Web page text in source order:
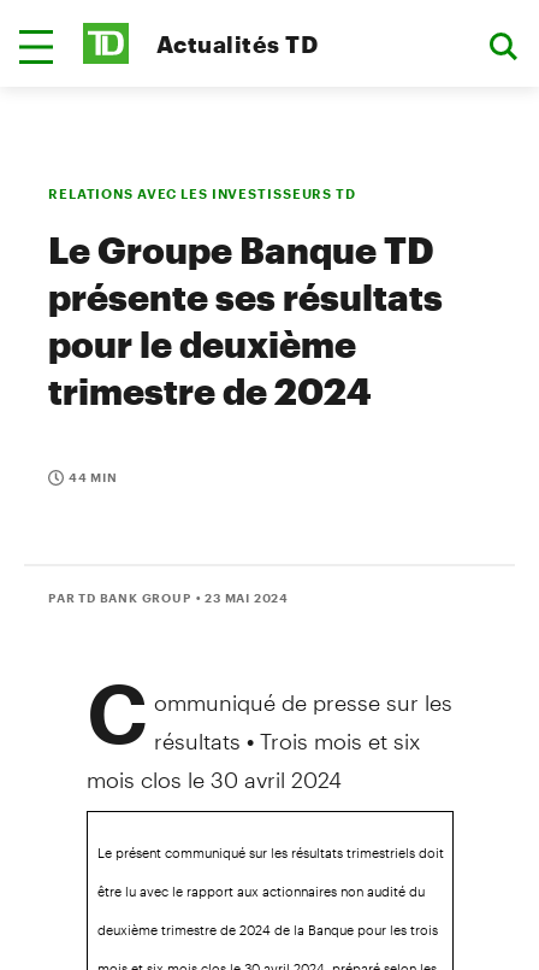
Actualités TD
RELATIONS AVEC LES INVESTISSEURS TD
Le Groupe Banque TD
présente ses résultats
pour le deuxième
trimestre de 2024
44 MIN
PAR TD BANK GROUP • 23 MAI 2024
Communiqué de presse sur les
résultats • Trois mois et six
mois clos le 30 avril 2024
Le présent communiqué sur les résultats trimestriels doit
être lu avec le rapport aux actionnaires non audité du
deuxième trimestre de 2024 de la Banque pour les trois
mois et six mois clos le 30 avril 2024, préparé selon les